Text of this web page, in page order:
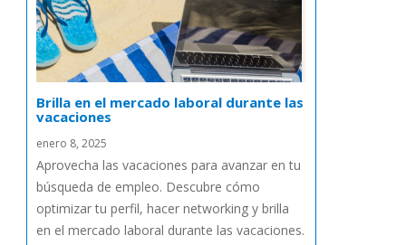
Brilla en el mercado laboral durante las
vacaciones
enero 8, 2025
Aprovecha las vacaciones para avanzar en tu
búsqueda de empleo. Descubre cómo
optimizar tu perfil, hacer networking y brilla
en el mercado laboral durante las vacaciones.